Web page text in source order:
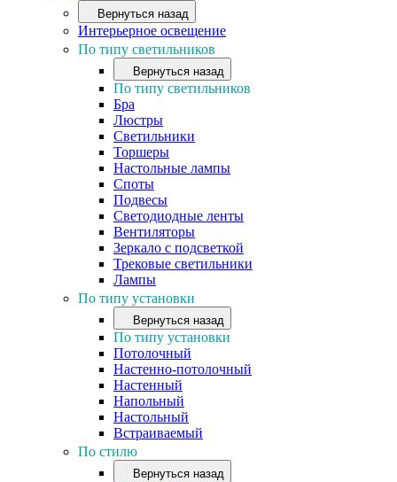
Вернуться назад
Интерьерное освещение
По типу светильников
Вернуться назад
По типу светильников
Бра
Люстры
Светильники
Торшеры
Настольные лампы
Споты
Подвесы
Светодиодные ленты
Вентиляторы
Зеркало с подсветкой
Трековые светильники
Лампы
По типу установки
Вернуться назад
По типу установки
Потолочный
Настенно-потолочный
Настенный
Напольный
Настольный
Встраиваемый
По стилю
Вернуться назад